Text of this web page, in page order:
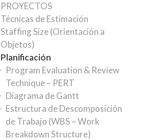
PROYECTOS
Técnicas de Estimación
Staffing Size (Orientación a
Objetos)
Planificación
Program Evaluation & Review
Technique – PERT
Diagrama de Gantt
Estructura de Descomposición
de Trabajo (WBS – Work
Breakdown Structure)